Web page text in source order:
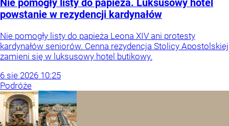
Nie pomogły listy do papieża. Luksusowy hotel
powstanie w rezydencji kardynałów
Nie pomogły listy do papieża Leona XIV ani protesty
kardynałów seniorów. Cenna rezydencja Stolicy Apostolskiej
zamieni się w luksusowy hotel butikowy.
6 sie 2026 10:25
Podróże